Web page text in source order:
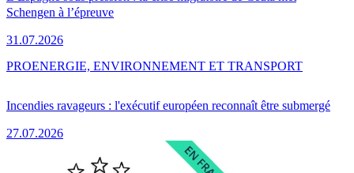
Schengen à l’épreuve
31.07.2026
Incendies ravageurs : l'exécutif européen reconnaît être submergé
27.07.2026
PROENERGIE, ENVIRONNEMENT ET TRANSPORT